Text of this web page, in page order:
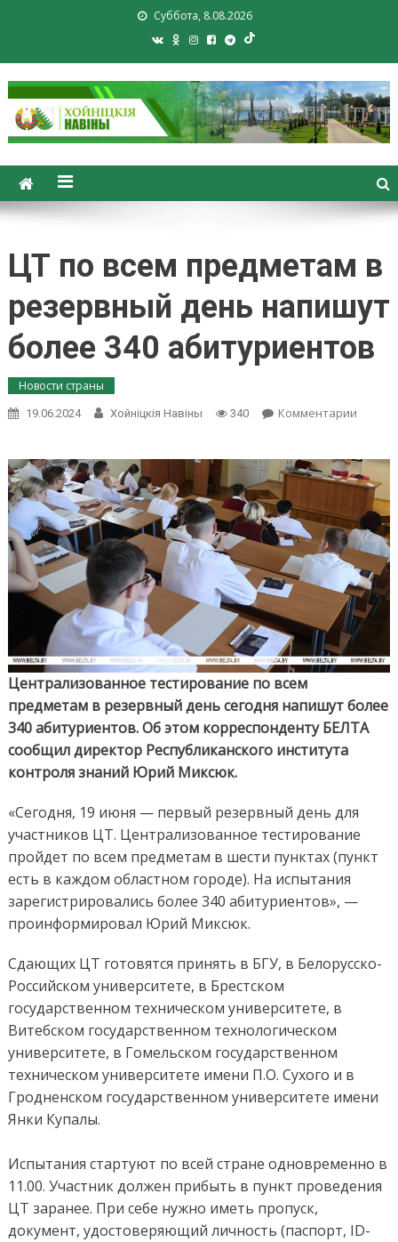
Суббота, 8.08.2026
Хойники. Хойнiцкiя навiны.
Новости Хойник. Районная
ЦТ по всем предметам в
резервный день напишут
более 340 абитуриентов
Новости страны
19.06.2024 Хойнiцкiя Навiны 340 Комментарииon
всем
день
более
340
Централизованное тестирование по всем
предметам в резервный день сегодня напишут более
340 абитуриентов. Об этом корреспонденту БЕЛТА
сообщил директор Республиканского института
контроля знаний Юрий Миксюк.
«Сегодня, 19 июня — первый резервный день для
участников ЦТ. Централизованное тестирование
пройдет по всем предметам в шести пунктах (пункт
есть в каждом областном городе). На испытания
зарегистрировались более 340 абитуриентов», —
проинформировал Юрий Миксюк.
Сдающих ЦТ готовятся принять в БГУ, в Белорусско-
Российском университете, в Брестском
государственном техническом университете, в
Витебском государственном технологическом
университете, в Гомельском государственном
техническом университете имени П.О. Сухого и в
Гродненском государственном университете имени
Янки Купалы.
Испытания стартуют по всей стране одновременно в
11.00. Участник должен прибыть в пункт проведения
ЦТ заранее. При себе нужно иметь пропуск,
документ, удостоверяющий личность (паспорт, ID-